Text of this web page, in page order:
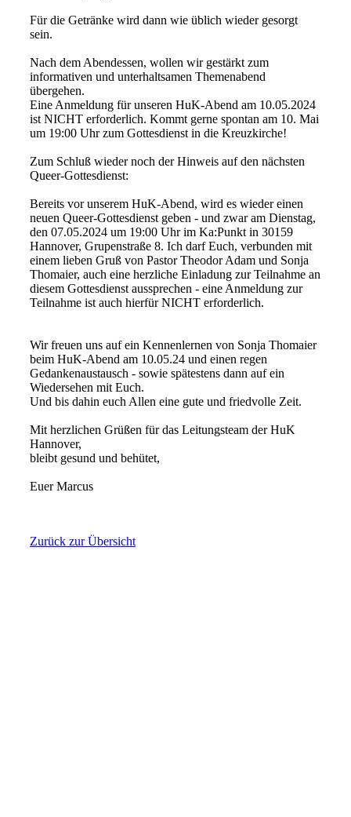
Für die Getränke wird dann wie üblich wieder gesorgt
sein.
Nach dem Abendessen, wollen wir gestärkt zum
informativen und unterhaltsamen Themenabend
übergehen.
Eine Anmeldung für unseren HuK-Abend am 10.05.2024
ist NICHT erforderlich. Kommt gerne spontan am 10. Mai
um 19:00 Uhr zum Gottesdienst in die Kreuzkirche!
Zum Schluß wieder noch der Hinweis auf den nächsten
Queer-Gottesdienst:
Bereits vor unserem HuK-Abend, wird es wieder einen
neuen Queer-Gottesdienst geben - und zwar am Dienstag,
den 07.05.2024 um 19:00 Uhr im Ka:Punkt in 30159
Hannover, Grupenstraße 8. Ich darf Euch, verbunden mit
einem lieben Gruß von Pastor Theodor Adam und Sonja
Thomaier, auch eine herzliche Einladung zur Teilnahme an
diesem Gottesdienst aussprechen - eine Anmeldung zur
Teilnahme ist auch hierfür NICHT erforderlich.
Wir freuen uns auf ein Kennenlernen von Sonja Thomaier
beim HuK-Abend am 10.05.24 und einen regen
Gedankenaustausch - sowie spätestens dann auf ein
Wiedersehen mit Euch.
Und bis dahin euch Allen eine gute und friedvolle Zeit.
Mit herzlichen Grüßen für das Leitungsteam der HuK
Hannover,
bleibt gesund und behütet,
Euer Marcus
Zurück zur Übersicht